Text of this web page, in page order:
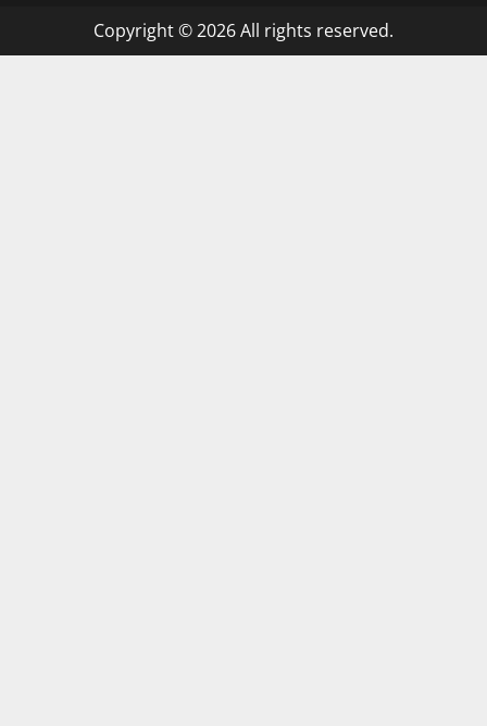
Copyright © 2026 All rights reserved.